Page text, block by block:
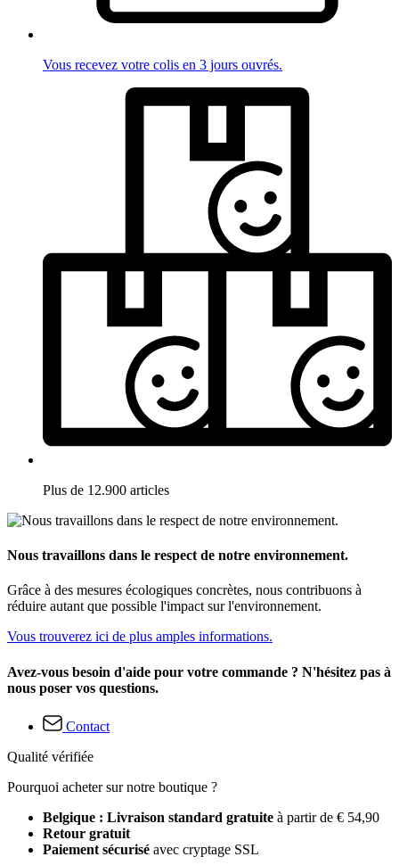
Vous recevez votre colis en 3 jours ouvrés.
Plus de 12.900 articles
Nous travaillons dans le respect de notre environnement.
Grâce à des mesures écologiques concrètes, nous contribuons à
réduire autant que possible l'impact sur l'environnement.
Vous trouverez ici de plus amples informations.
Avez-vous besoin d'aide pour votre commande ? N'hésitez pas à
nous poser vos questions.
Contact
Qualité vérifiée
Pourquoi acheter sur notre boutique ?
Belgique : Livraison standard gratuite à partir de € 54,90
Retour gratuit
Paiement sécurisé avec cryptage SSL